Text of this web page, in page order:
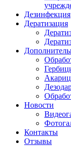
Дезинфекция
Дератизация
Новости
Контакты
Отзывы